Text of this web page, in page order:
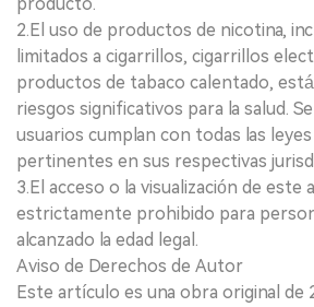
2.El uso de productos de nicotina,
limitados a cigarrillos, cigarrillos
productos de tabaco calentado,
riesgos significativos para la salud.
usuarios cumplan con todas las
pertinentes en sus respectivas
3.El acceso o la visualización de
estrictamente prohibido para
alcanzado la edad legal.
Aviso de Derechos de Autor
Este artículo es una obra original de